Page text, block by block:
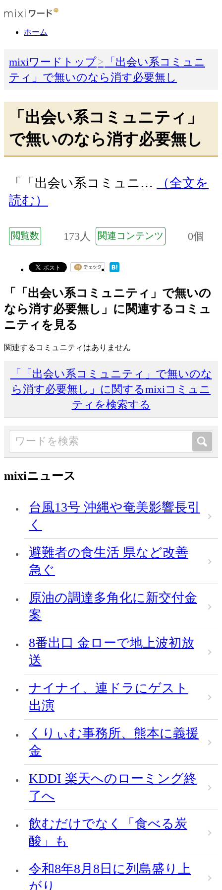
ホーム
mixiワードトップ
「出会い系コミュニ
ティ」で無いのなら消す必要無し
「出会い系コミュニティ」
で無いのなら消す必要無し
「「出会い系コミュニ…
（全文を
読む）
閲覧数 173人 関連コンテンツ 0個
「「出会い系コミュニティ」で無いの
なら消す必要無し」に関連するコミュ
ニティを見る
関連するコミュニティはありません
「「出会い系コミュニティ」で無いのな
ら消す必要無し」に関するmixiコミュニ
ティを検索する
mixiニュース
台風13号 沖縄や奄美影響長引
く
避難者の食生活 県など改善
急ぐ
原油の調達多角化に新交付金
案
8番出口 金ローで地上波初放
送
ナイナイ、連ドラにゲスト
出演
くりぃむ事務所、熊本に義援
金
KDDI 楽天へのローミング終
了へ
飲むだけでなく「食べる炭
酸」も
令和8年8月8日に列島盛り上
がり